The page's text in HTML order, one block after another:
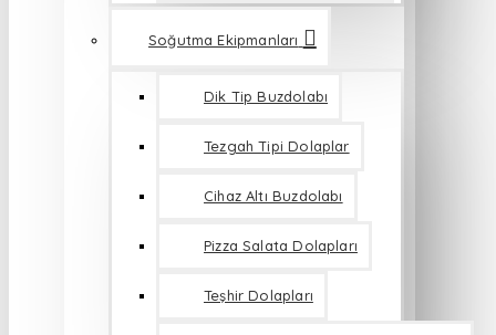
Soğutma Ekipmanları
Dik Tip Buzdolabı
Tezgah Tipi Dolaplar
Cihaz Altı Buzdolabı
Pizza Salata Dolapları
Teşhir Dolapları